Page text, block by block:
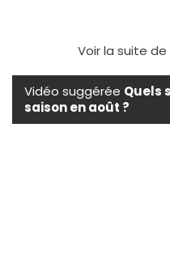
Voir la suite
Vidéo suggérée Quels
saison en août ?